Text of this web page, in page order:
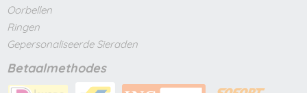
Oorbellen
Ringen
Gepersonaliseerde Sieraden
Betaalmethodes